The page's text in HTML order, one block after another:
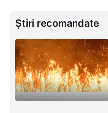
Știri recomandate